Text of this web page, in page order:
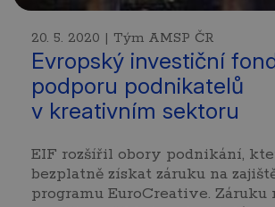
20. 5. 2020 | Tým AMSP ČR
Evropský investiční
podporu podnikatelů
v kreativním sektoru
EIF rozšířil obory podnikání,
bezplatně získat záruku na
programu EuroCreative. Záruku